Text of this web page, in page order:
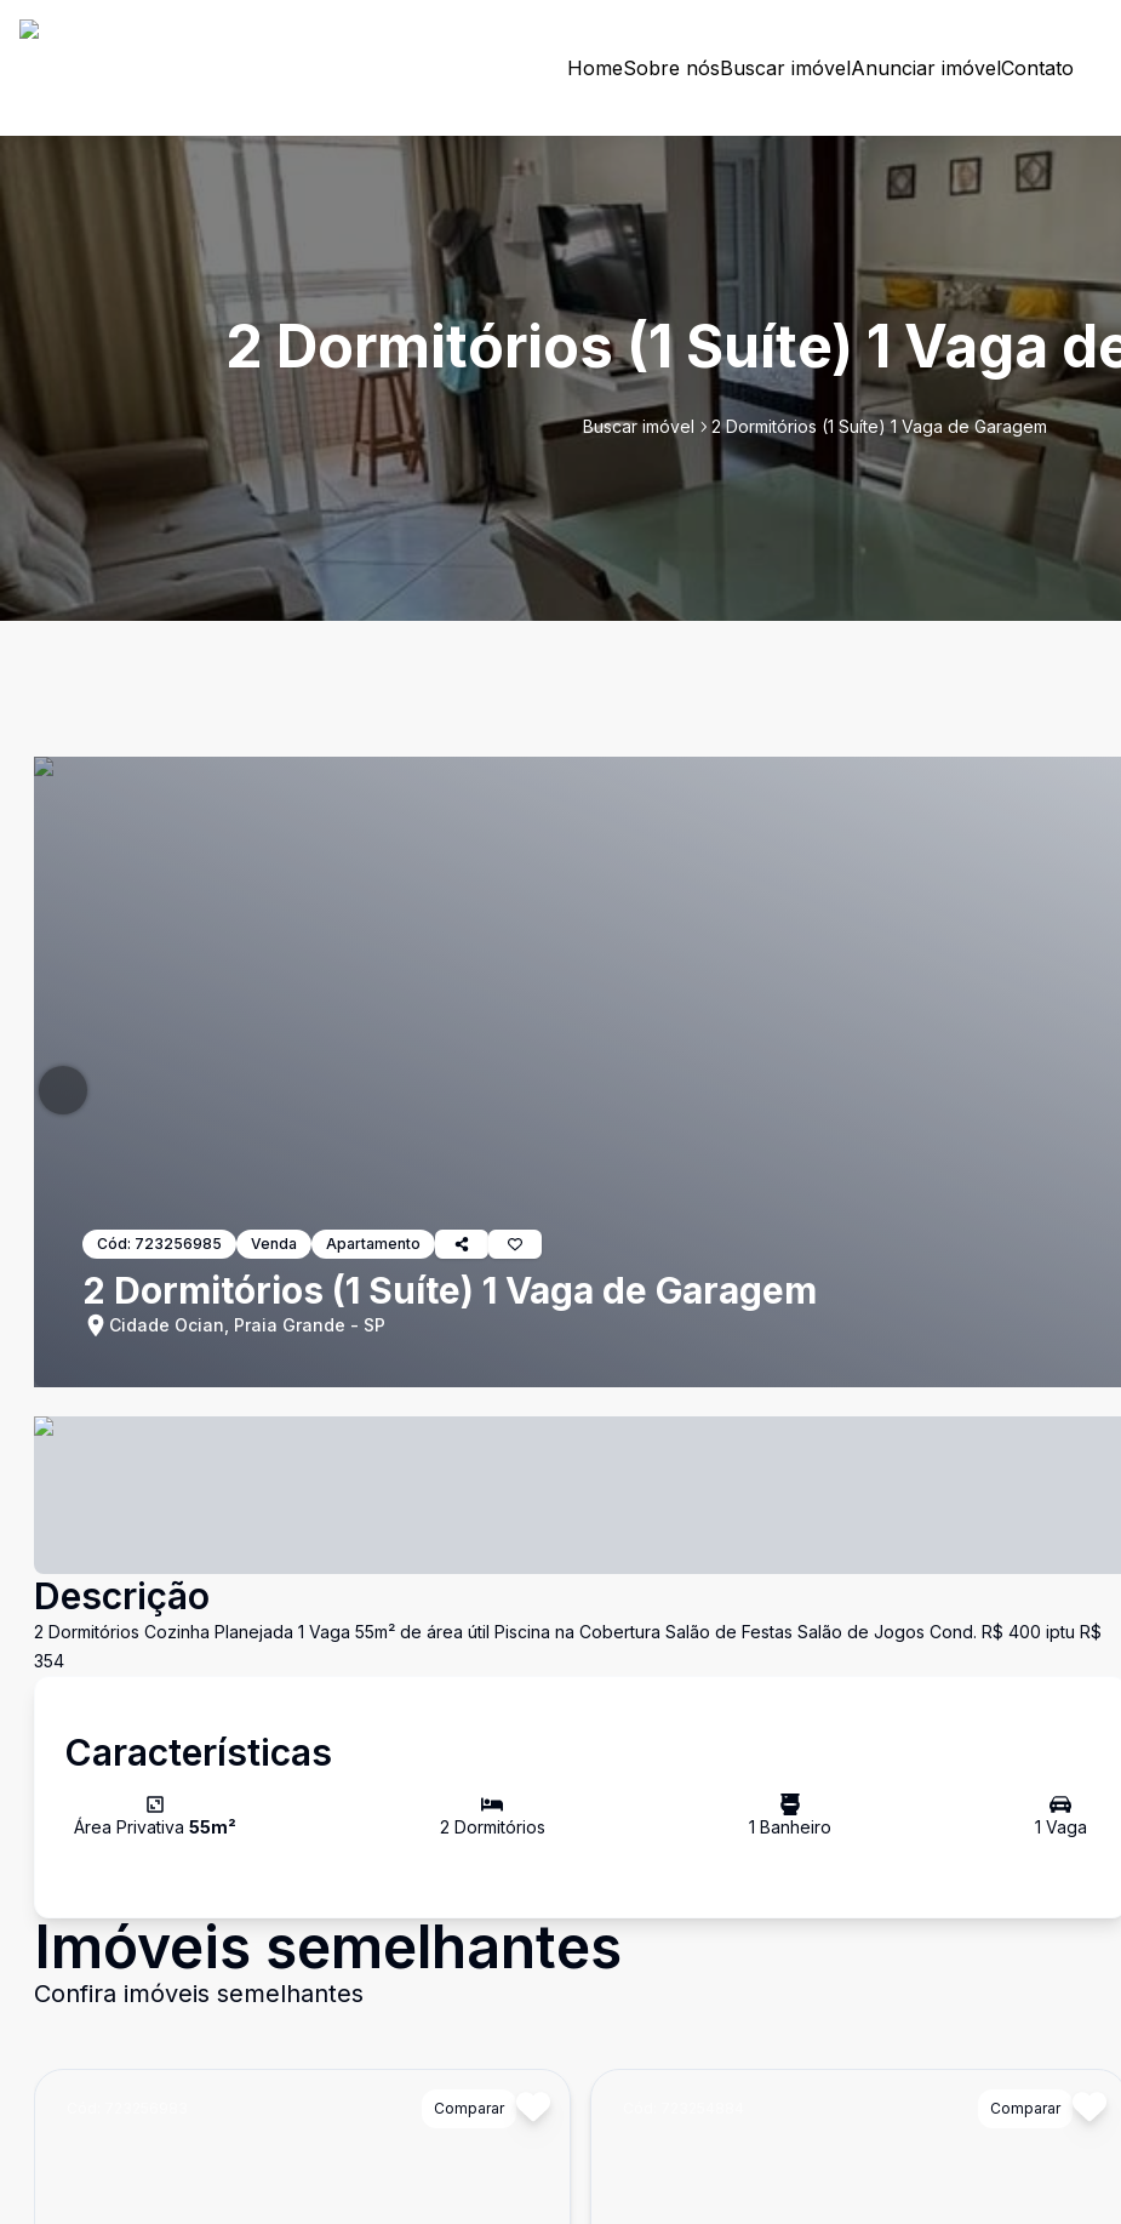
HomeSobre nósBuscar imóvelAnunciar imóvelContato
2 Dormitórios (1 Suíte) 1 Vaga
Buscar imóvel 2 Dormitórios (1 Suíte) 1 Vaga de Garagem
Cód: 723256985 Venda Apartamento
2 Dormitórios (1 Suíte) 1 Vaga de Garagem
Cidade Ocian, Praia Grande - SP
Descrição
2 Dormitórios Cozinha Planejada 1 Vaga 55m² de área útil Piscina na Cobertura Salão de Festas Salão de Jogos Cond. R$ 400 iptu R$
354
Características
Área Privativa 55m² 2 Dormitórios 1 Banheiro 1 Vaga
Imóveis semelhantes
Confira imóveis semelhantes
Comparar Comparar